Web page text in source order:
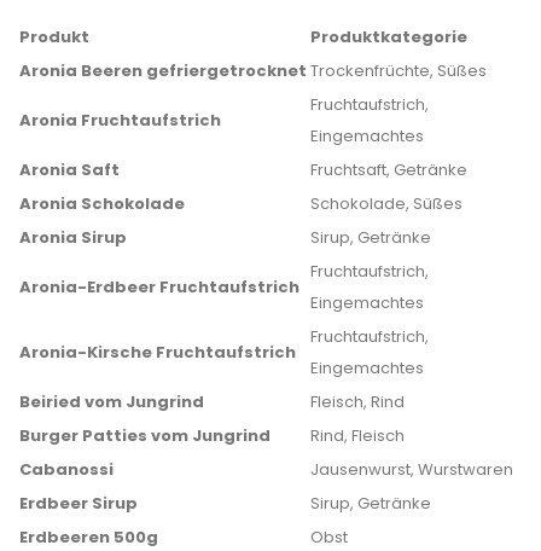
Produkt
Produktkategorie
Aronia Beeren gefriergetrocknet Trockenfrüchte, Süßes
Aronia Fruchtaufstrich
Fruchtaufstrich,
Eingemachtes
Aronia Saft
Fruchtsaft, Getränke
Aronia Schokolade
Schokolade, Süßes
Aronia Sirup
Sirup, Getränke
Aronia-Erdbeer Fruchtaufstrich
Fruchtaufstrich,
Eingemachtes
Aronia-Kirsche Fruchtaufstrich
Fruchtaufstrich,
Eingemachtes
Beiried vom Jungrind
Fleisch, Rind
Burger Patties vom Jungrind
Rind, Fleisch
Cabanossi
Jausenwurst, Wurstwaren
Erdbeer Sirup
Sirup, Getränke
Erdbeeren 500g
Obst